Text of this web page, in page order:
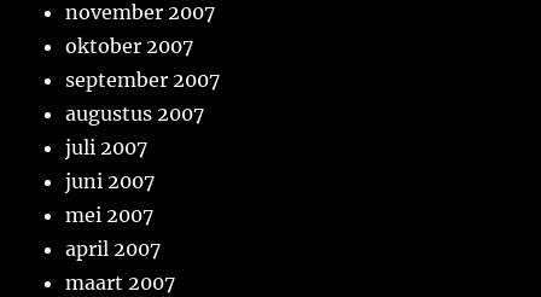
november 2007
oktober 2007
september 2007
augustus 2007
juli 2007
juni 2007
mei 2007
april 2007
maart 2007